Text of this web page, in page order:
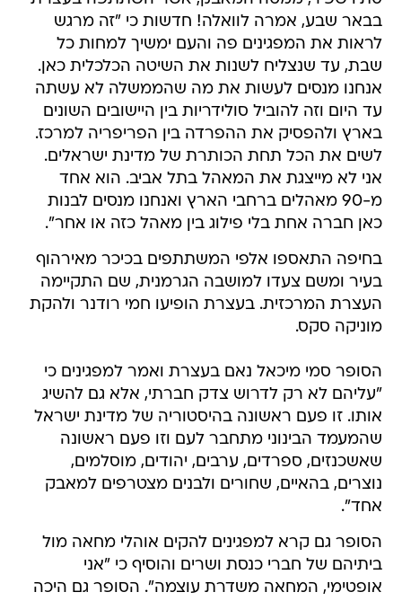
בבאר שבע, אמרה לוואלה! חדשות כי "זה מרגש
לראות את המפגינים פה והעם ימשיך למחות כל
שבת, עד שנצליח לשנות את השיטה הכלכלית כאן.
אנחנו מנסים לעשות את מה שהממשלה לא עשתה
עד היום וזה להוביל סולידריות בין היישובים השונים
בארץ ולהפסיק את ההפרדה בין הפריפריה למרכז.
לשים את הכל תחת הכותרת של מדינת ישראלים.
אני לא מייצגת את המאהל בתל אביב. הוא אחד
מ-90 מאהלים ברחבי הארץ ואנחנו מנסים לבנות
כאן חברה אחת בלי פילוג בין מאהל כזה או אחר".
בחיפה התאספו אלפי המשתתפים בכיכר מאירהוף
בעיר ומשם צעדו למושבה הגרמנית, שם התקיימה
העצרת המרכזית. בעצרת הופיעו חמי רודנר ולהקת
מוניקה סקס.
הסופר סמי מיכאל נאם בעצרת ואמר למפגינים כי
"עליהם לא רק לדרוש צדק חברתי, אלא גם להשיג
אותו. זו פעם ראשונה בהיסטוריה של מדינת ישראל
שהמעמד הבינוני מתחבר לעם וזו פעם ראשונה
שאשכנזים, ספרדים, ערבים, יהודים, מוסלמים,
נוצרים, בהאיים, שחורים ולבנים מצטרפים למאבק
אחד".
הסופר גם קרא למפגינים להקים אוהלי מחאה מול
ביתיהם של חברי כנסת ושרים והוסיף כי "אני
אופטימי, המחאה משדרת עוצמה". הסופר גם היכה